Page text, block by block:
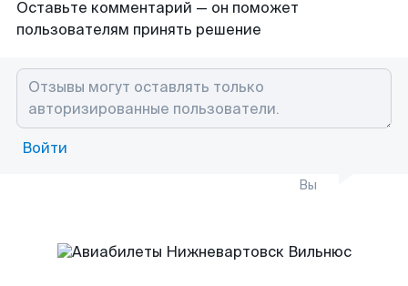
Оставьте комментарий — он поможет
пользователям принять решение
Войти
Вы